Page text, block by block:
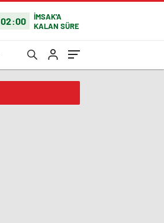
02:00
İMSAK'A
KALAN SÜRE